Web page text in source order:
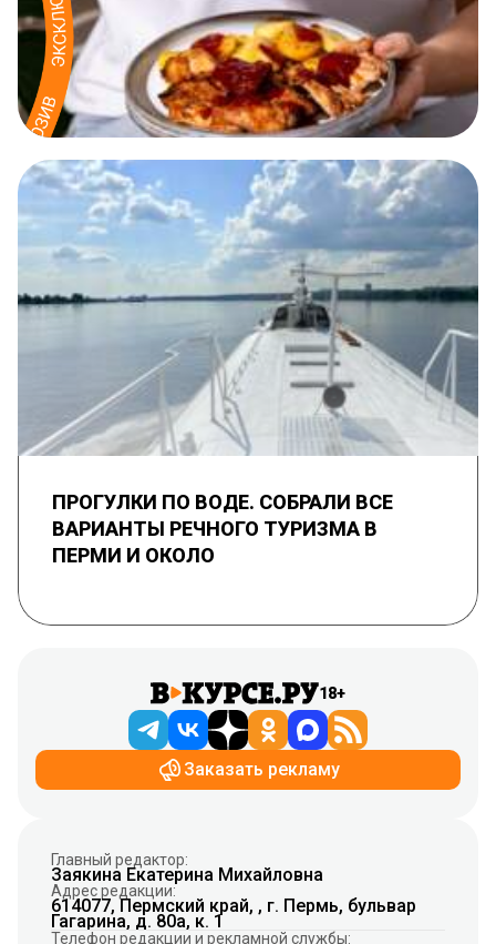
ПРОГУЛКИ ПО ВОДЕ. СОБРАЛИ ВСЕ
ВАРИАНТЫ РЕЧНОГО ТУРИЗМА В
ПЕРМИ И ОКОЛО
18+
Заказать рекламу
Главный редактор:
Заякина Екатерина Михайловна
Адрес редакции:
614077, Пермский край, , г. Пермь, бульвар
Гагарина, д. 80а, к. 1
Телефон редакции и рекламной службы: